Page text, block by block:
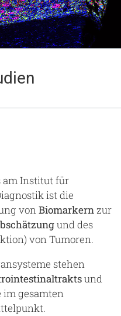
am Institut für
ist die
vonBiomarkern zur
und des
von Tumoren.
stehen
und
im gesamten